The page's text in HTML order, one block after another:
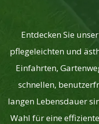
Entdecken Sie
pflegeleichten und
Einfahrten,
schnellen,
langen Lebensdauer
Wahl für eine